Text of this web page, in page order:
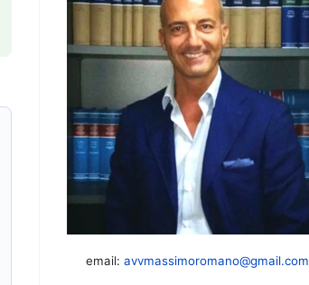
email: avvmassimoromano@gmail.com